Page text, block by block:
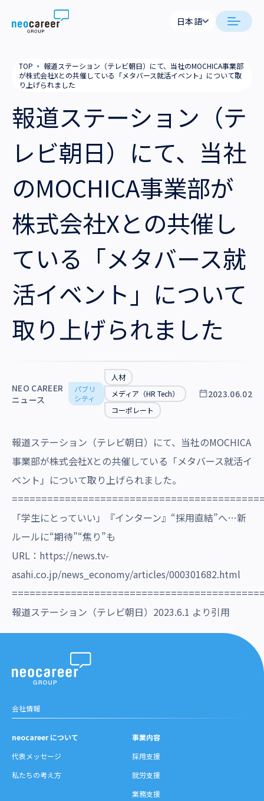
Skip to content
代表メッセージ
私たちの考え方
採用支援
就労支援
業務支援
企業情報
会社概要
役員一覧
拠点一覧
沿革・受賞歴
ニュース
サステナビリティ
採用情報
日本語
English
TOP ▪ 報道ステーション（テレビ朝日）にて、当社のMOCHICA事業部
が株式会社Xとの共催している「メタバース就活イベント」について取
り上げられました
報道ステーション（テ
レビ朝日）にて、当社
のMOCHICA事業部が
株式会社Xとの共催し
ている「メタバース就
活イベント」について
取り上げられました
NEO CAREER
ニュース
パブリ
シティ
人材
メディア（HR Tech）
コーポレート
2023.06.02
報道ステーション（テレビ朝日）にて、当社のMOCHICA
事業部が株式会社Xとの共催している「メタバース就活イ
ベント」について取り上げられました。
「学生にとっていい」『インターン』“採用直結”へ…新
ルールに“期待”“焦り”も
URL： https://news.tv-
asahi.co.jp/news_economy/articles/000301682.html
報道ステーション（テレビ朝日）2023.6.1 より引用
会社情報
neocareer について
代表メッセージ
私たちの考え方
事業内容
採用支援
就労支援
業務支援